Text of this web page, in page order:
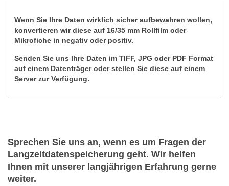
Wenn Sie Ihre Daten wirklich sicher aufbewahren wollen,
konvertieren wir diese auf 16/35 mm Rollfilm oder
Mikrofiche in negativ oder positiv.
Senden Sie uns Ihre Daten im TIFF, JPG oder PDF Format
auf einem Datenträger oder stellen Sie diese auf einem
Server zur Verfügung.
Sprechen Sie uns an, wenn es um Fragen der
Langzeitdatenspeicherung geht. Wir helfen
Ihnen mit unserer langjährigen Erfahrung gerne
weiter.